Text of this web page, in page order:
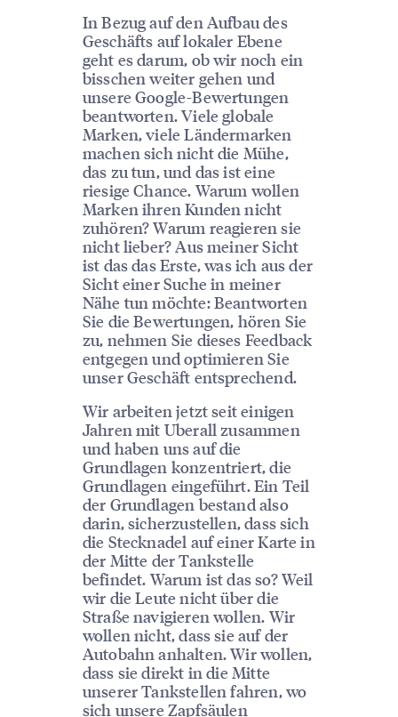
In Bezug auf den Aufbau des
Geschäfts auf lokaler Ebene
geht es darum, ob wir noch ein
bisschen weiter gehen und
unsere Google-Bewertungen
beantworten. Viele globale
Marken, viele Ländermarken
machen sich nicht die Mühe,
das zu tun, und das ist eine
riesige Chance. Warum wollen
Marken ihren Kunden nicht
zuhören? Warum reagieren sie
nicht lieber? Aus meiner Sicht
ist das das Erste, was ich aus der
Sicht einer Suche in meiner
Nähe tun möchte: Beantworten
Sie die Bewertungen, hören Sie
zu, nehmen Sie dieses Feedback
entgegen und optimieren Sie
unser Geschäft entsprechend.
Wir arbeiten jetzt seit einigen
Jahren mit Uberall zusammen
und haben uns auf die
Grundlagen konzentriert, die
Grundlagen eingeführt. Ein Teil
der Grundlagen bestand also
darin, sicherzustellen, dass sich
die Stecknadel auf einer Karte in
der Mitte der Tankstelle
befindet. Warum ist das so? Weil
wir die Leute nicht über die
Straße navigieren wollen. Wir
wollen nicht, dass sie auf der
Autobahn anhalten. Wir wollen,
dass sie direkt in die Mitte
unserer Tankstellen fahren, wo
sich unsere Zapfsäulen